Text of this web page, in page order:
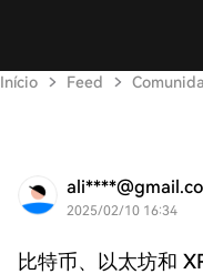
Início Feed
2025/02/10 16:34
比特币、以太坊和